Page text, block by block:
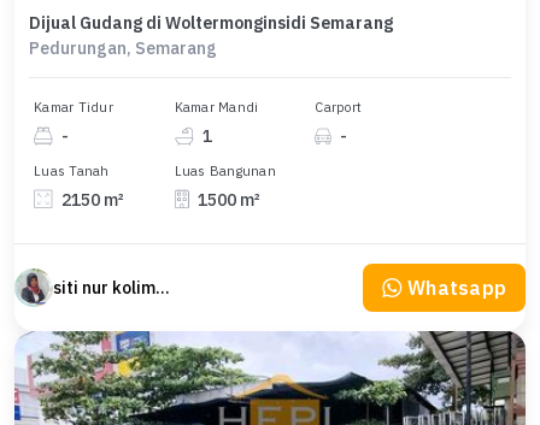
Dijual Gudang di Woltermonginsidi Semarang
Pedurungan, Semarang
Kamar Tidur
-
Kamar Mandi
1
Carport
-
Luas Tanah
2150 m²
Luas Bangunan
1500 m²
siti nur kolimah Whatsapp